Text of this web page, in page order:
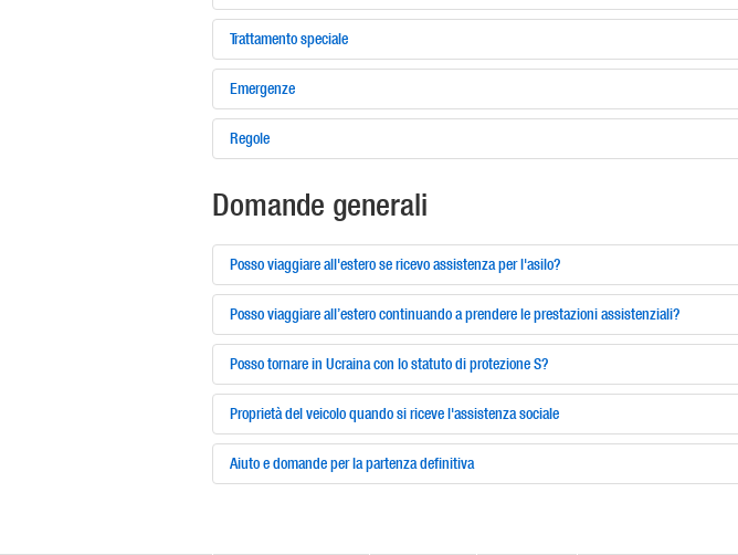
Trattamento speciale
Emergenze
Regole
Domande generali
Posso viaggiare all'estero se ricevo assistenza per l'asilo?
Posso viaggiare all’estero continuando a prendere le prestazioni assistenziali?
Posso tornare in Ucraina con lo statuto di protezione S?
Proprietà del veicolo quando si riceve l'assistenza sociale
Aiuto e domande per la partenza definitiva